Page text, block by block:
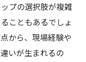
プの選択肢が複雑
こともあるでしょ
から、現場経験や
いが生まれるの